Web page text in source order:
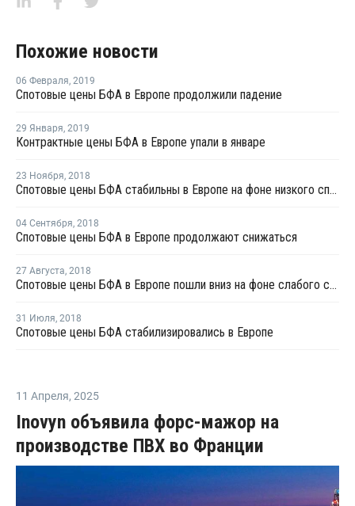
Похожие новости
06 Февраля, 2019
Спотовые цены БФА в Европе продолжили падение
29 Января, 2019
Контрактные цены БФА в Европе упали в январе
23 Ноября, 2018
Спотовые цены БФА стабильны в Европе на фоне низкого спроса
04 Сентября, 2018
Спотовые цены БФА в Европе продолжают снижаться
27 Августа, 2018
Спотовые цены БФА в Европе пошли вниз на фоне слабого спроса
31 Июля, 2018
Спотовые цены БФА стабилизировались в Европе
11 Апреля, 2025
Inovyn объявила форс-мажор на
производстве ПВХ во Франции